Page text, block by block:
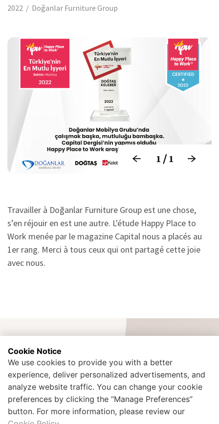
2022 Doğanlar Furniture Group
1 /1
Travailler à Doğanlar Furniture Group est une chose,
s’en réjouir en est une autre. L'étude Happy Place to
Work menée par le magazine Capital nous a placés au
1er rang. Merci à tous ceux qui ont partagé cette joie
avec nous.
İdealtepe Mah. Rıfkı Tongsir Cad. No:107 Küçükyalı / Maltepe /
Istanbul – TURQUIE
+90 216 425 00 02
kurumsal.iletisim@doganlarholding.com.tr
Cookie Notice
We use cookies to provide you with a better
experience, deliver personalized advertisements, and
analyze website traffic. You can change your cookie
preferences by clicking the “Manage Preferences”
button. For more information, please review our